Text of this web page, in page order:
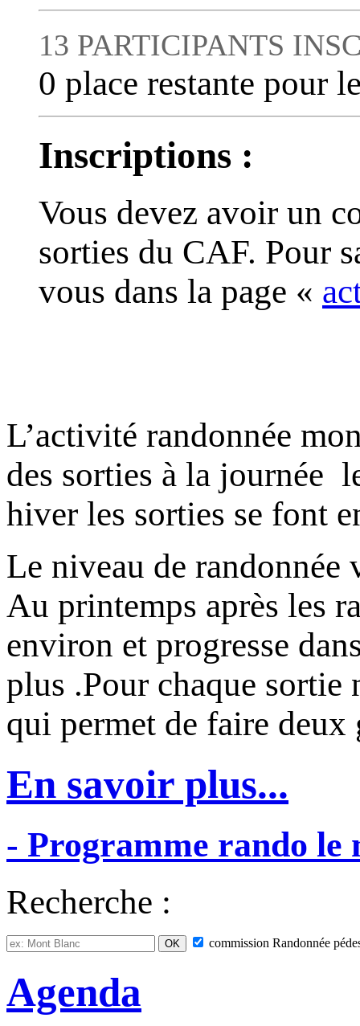
13 PARTICIPANTS
0 place restante pour
Inscriptions :
Vous devez avoir un
sorties du CAF. Pour
vous dans la page «
L’activité randonnée
des sorties à la journée
hiver les sorties se font
Le niveau de randonnée
Au printemps après les
environ et progresse
plus .Pour chaque sortie
qui permet de faire
En savoir plus...
- Programme rando le
Recherche :
commission Randonnée
Agenda